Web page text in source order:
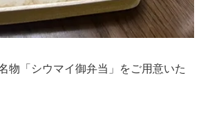
物「シウマイ御弁当」をご用意いた